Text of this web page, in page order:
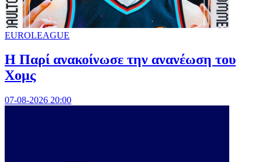
EUROLEAGUE
Η Παρί ανακοίνωσε την ανανέωση του
Χομς
07-08-2026 20:00